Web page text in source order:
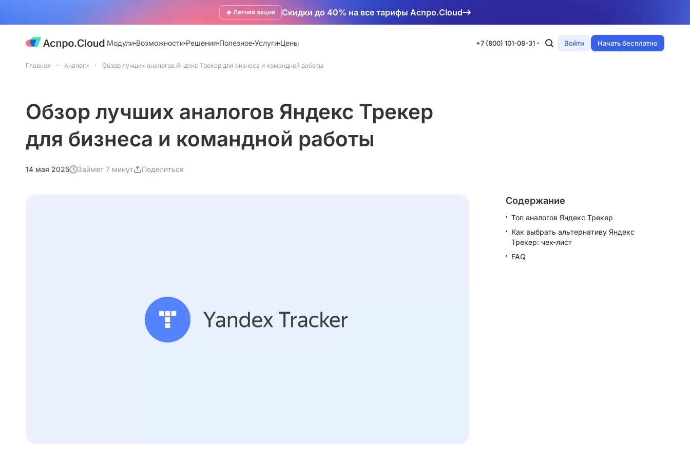
☀️ Летняя акция Скидки до 40% на все тарифы Аспро.Cloud
Модули Возможности Решения Полезное Услуги Цены +7 (800) 101-08-31 Войти Начать бесплатно
Главная Аналоги Обзор лучших аналогов Яндекс Трекер для бизнеса и командной работы
Обзор лучших аналогов Яндекс Трекер
для бизнеса и командной работы
14 мая 2025 Займет 7 минут Поделиться
Содержание
Топ аналогов Яндекс Трекер
Как выбрать альтернативу Яндекс
Трекер: чек-лист
FAQ